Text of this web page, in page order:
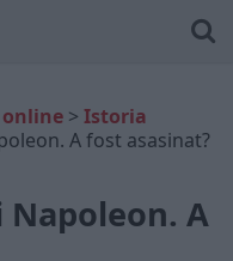
> Istoria
A fost asasinat?
A